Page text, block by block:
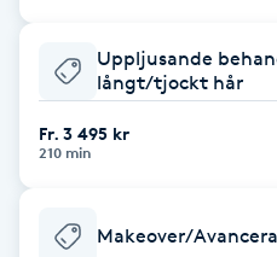
Brynfärgning
Brynplockning
Bröllopsuppsättning
C
Celluliter
Uppljusande
långt/tjockt hår
Fr. 3 495 kr
210 min
Makeover/